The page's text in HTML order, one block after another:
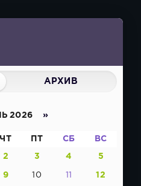
АРХИВ
2026 »
ЧТ ПТ СБ ВС
2 3 4 5
9 10 11 12